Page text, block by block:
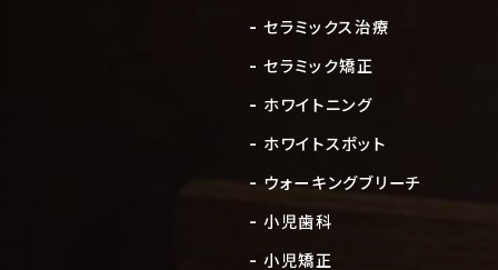
セラミックス治療
セラミック矯正
ホワイトニング
ホワイトスポット
ウォーキングブリーチ
小児歯科
小児矯正